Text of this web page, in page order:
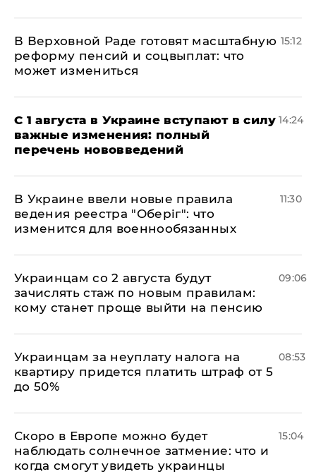
В Верховной Раде готовят масштабную
реформу пенсий и соцвыплат: что
может измениться
15:12
С 1 августа в Украине вступают в силу
важные изменения: полный
перечень нововведений
14:24
В Украине ввели новые правила
ведения реестра "Оберіг": что
изменится для военнообязанных
11:30
Украинцам со 2 августа будут
зачислять стаж по новым правилам:
кому станет проще выйти на пенсию
09:06
Украинцам за неуплату налога на
квартиру придется платить штраф от 5
до 50%
08:53
Скоро в Европе можно будет
наблюдать солнечное затмение: что и
когда смогут увидеть украинцы
15:04